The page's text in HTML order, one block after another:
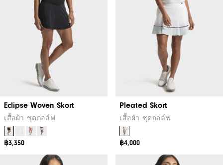
Eclipse Woven Skort
เสื้อผ้า ชุดกอล์ฟ
฿3,350
Pleated Skort
เสื้อผ้า ชุดกอล์ฟ
฿4,000